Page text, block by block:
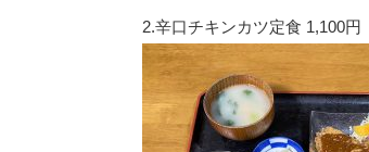
2.辛口チキンカツ定食 1,100円